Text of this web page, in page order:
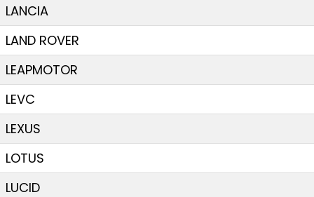
LANCIA
LAND ROVER
LEAPMOTOR
LEVC
LEXUS
LOTUS
LUCID